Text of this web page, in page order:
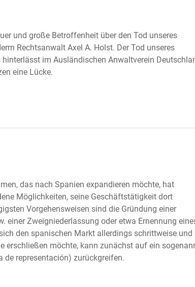
und große Betroffenheit über den Tod unseres
Rechtsanwalt Axel A. Holst. Der Tod unseres
im Ausländischen Anwaltverein
eine Lücke.
das nach Spanien expandieren möchte, hat
Möglichkeiten, seine Geschäftstätigkeit dort
Vorgehensweisen sind die Gründung einer
einer Zweigniederlassung oder etwa Ernennung
den spanischen Markt allerdings schrittweise und
erschließen möchte, kann zunächst auf ein
de representación) zurückgreifen.